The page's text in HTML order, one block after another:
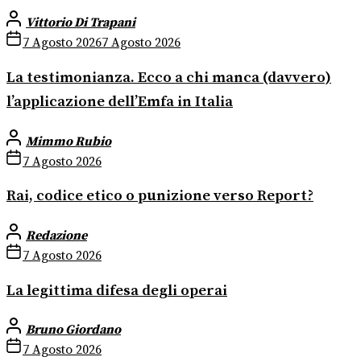
Vittorio Di Trapani
7 Agosto 20267 Agosto 2026
La testimonianza. Ecco a chi manca (davvero)
l’applicazione dell’Emfa in Italia
Mimmo Rubio
7 Agosto 2026
Rai, codice etico o punizione verso Report?
Redazione
7 Agosto 2026
La legittima difesa degli operai
Bruno Giordano
7 Agosto 2026